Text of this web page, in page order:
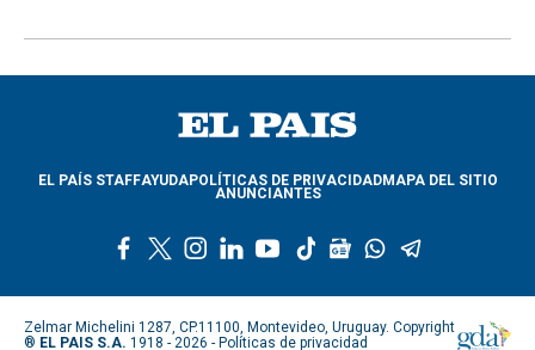
EL PAÍS STAFFAYUDAPOLÍTICAS DE PRIVACIDADMAPA DEL SITIO
ANUNCIANTES
c
e
b
w
i
t
s
t
a
l
n
k
e
y
u
u
t
k
o
g
o
l
w
a
s
l
e
g
Zelmar Michelini 1287, CP.11100, Montevideo, Uruguay. Copyright
® EL PAIS S.A. 1918 - 2026 - Políticas de privacidad